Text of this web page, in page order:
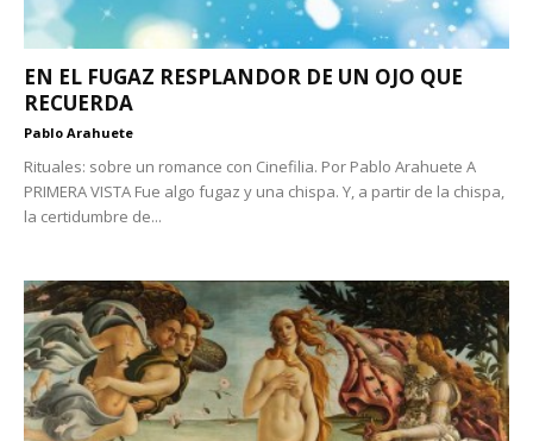
EN EL FUGAZ RESPLANDOR DE UN OJO QUE
RECUERDA
Pablo Arahuete
Rituales: sobre un romance con Cinefilia. Por Pablo Arahuete A
PRIMERA VISTA Fue algo fugaz y una chispa. Y, a partir de la chispa,
la certidumbre de...